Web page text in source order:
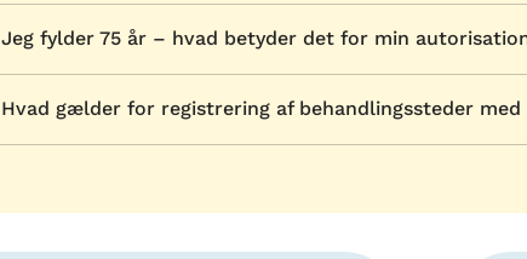
Jeg fylder 75 år – hvad betyder det for min
Hvad gælder for registrering af behandlingssteder med